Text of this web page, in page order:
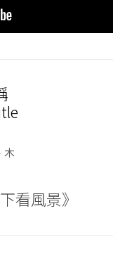
木
看風景》